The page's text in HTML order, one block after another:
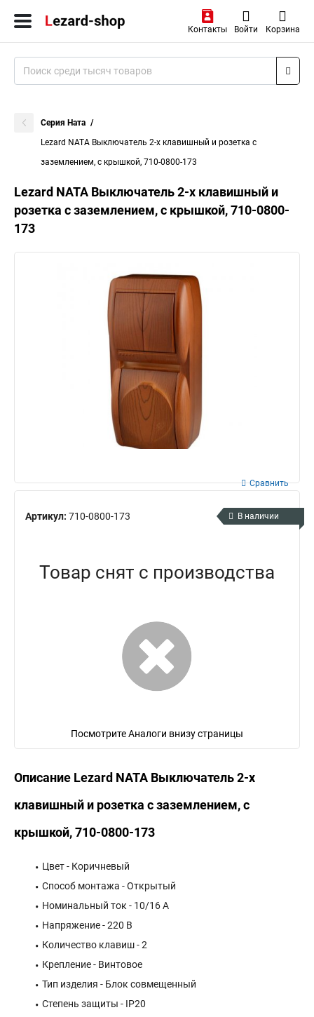
Контакты Войти Корзина
Серия Ната
Lezard NATA Выключатель 2-х клавишный и розетка с
заземлением, с крышкой, 710-0800-173
Lezard NATA Выключатель 2-х клавишный и
розетка с заземлением, с крышкой, 710-0800-
173
Артикул: 710-0800-173
Сравнить
В наличии
Товар снят с производства
Посмотрите Аналоги внизу страницы
Описание Lezard NATA Выключатель 2-х
клавишный и розетка с заземлением, с
крышкой, 710-0800-173
Цвет - Коричневый
Способ монтажа - Открытый
Номинальный ток - 10/16 А
Напряжение - 220 В
Количество клавиш - 2
Крепление - Винтовое
Тип изделия - Блок совмещенный
Степень защиты - IP20